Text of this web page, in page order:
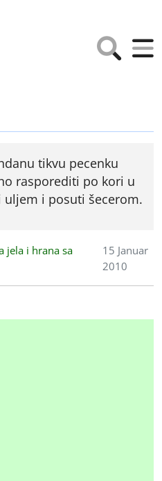
tikvu pecenku
rasporediti po kori u
i posuti šecerom.
jela i hrana sa
15 Januar
2010